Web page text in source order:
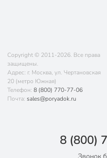
Copyright © 2011-2026. Все права
защищены.
Адрес: г. Москва, ул. Чертановская
20 (метро Южная)
Телефон: 8 (800) 770-77-06
Почта: sales@poryadok.ru
8 (800)